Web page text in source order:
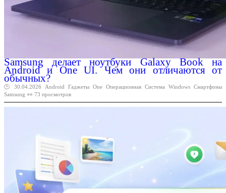
Samsung делает ноутбуки Galaxy Book на
Android и One UI. Чем они отличаются от
обычных?
🕑 30.04.2026 Android Гаджеты One Операционная Система Windows Смартфоны
Samsung 👀 73 просмотров